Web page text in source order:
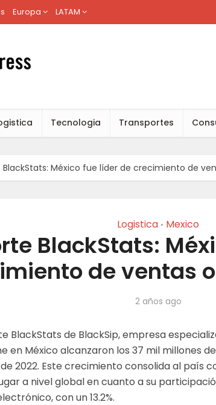
Europa LATAM
Tecnologia Transportes
BlackStats: México fue líder de crecimiento de
Logistica • Mexico
BlackStats:
de ventas
2 años ago
BlackStats de BlackSip, empresa
en México alcanzaron los 37 mil millones
2022. Este crecimiento consolida al país
a nivel global en cuanto a su
con un 13.2%.